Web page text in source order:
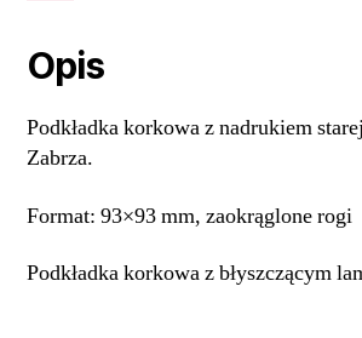
Opis
Podkładka korkowa z nadrukiem
Zabrza.
Format: 93×93 mm, zaokrąglone rogi
Podkładka korkowa z błyszczącym